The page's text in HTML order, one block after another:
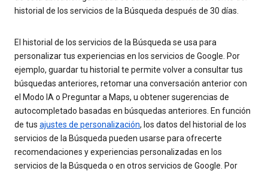
historial de los servicios de la Búsqueda después de 30 días.
El historial de los servicios de la Búsqueda se usa para
personalizar tus experiencias en los servicios de Google. Por
ejemplo, guardar tu historial te permite volver a consultar tus
búsquedas anteriores, retomar una conversación anterior con
el Modo IA o Preguntar a Maps, u obtener sugerencias de
autocompletado basadas en búsquedas anteriores. En función
de tus ajustes de personalización, los datos del historial de los
servicios de la Búsqueda pueden usarse para ofrecerte
recomendaciones y experiencias personalizadas en los
servicios de la Búsqueda o en otros servicios de Google. Por